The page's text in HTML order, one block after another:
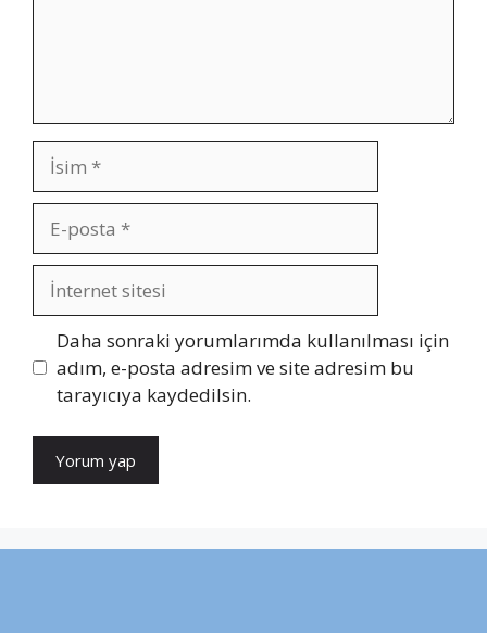
İsim
posta
İnternet
sitesi
Daha sonraki yorumlarımda kullanılması için
adım, e-posta adresim ve site adresim bu
tarayıcıya kaydedilsin.